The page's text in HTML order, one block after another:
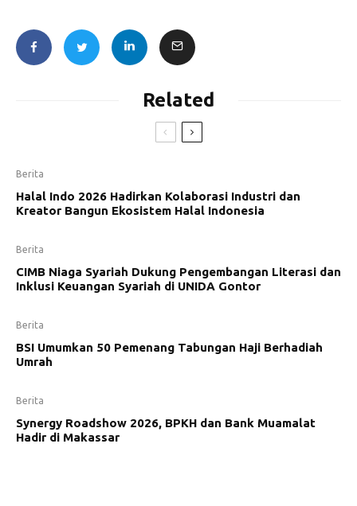
Related
Berita
Halal Indo 2026 Hadirkan Kolaborasi Industri dan
Kreator Bangun Ekosistem Halal Indonesia
Berita
CIMB Niaga Syariah Dukung Pengembangan Literasi dan
Inklusi Keuangan Syariah di UNIDA Gontor
Berita
BSI Umumkan 50 Pemenang Tabungan Haji Berhadiah
Umrah
Berita
Synergy Roadshow 2026, BPKH dan Bank Muamalat
Hadir di Makassar